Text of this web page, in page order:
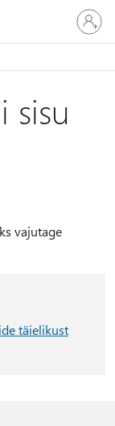
Logige
sisse
oma
sisu
vajutage
täielikust